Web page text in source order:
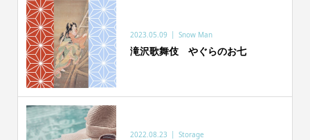
2023.05.09 Snow Man
滝沢歌舞伎 やぐらのお七
2022.08.23 Storage